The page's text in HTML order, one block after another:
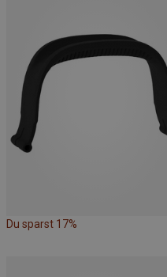
Du sparst 17%